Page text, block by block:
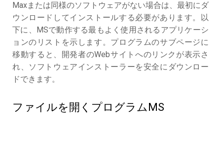
Maxまたは同様のソフトウェアがない場合は、最初にダ
ウンロードしてインストールする必要があります。以
下に、MSで動作する最もよく使用されるアプリケーシ
ョンのリストを示します。プログラムのサブページに
移動すると、開発者のWebサイトへのリンクが表示さ
れ、ソフトウェアインストーラーを安全にダウンロー
ドできます。
ファイルを開くプログラムMS